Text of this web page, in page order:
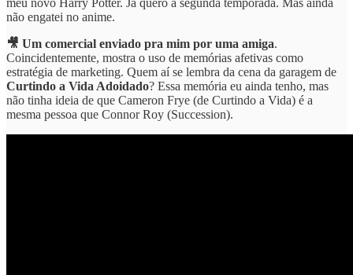
meu novo Harry Potter. Já quero a segunda temporada. Mas ainda
não engatei no anime.
🎥 Um comercial enviado pra mim por uma amiga.
Coincidentemente, mostra o uso de memórias afetivas como
estratégia de marketing. Quem aí se lembra da cena da garagem de
Curtindo a Vida Adoidado? Essa memória eu ainda tenho, mas
não tinha ideia de que Cameron Frye (de Curtindo a Vida) é a
mesma pessoa que Connor Roy (Succession).